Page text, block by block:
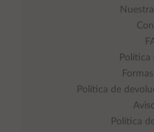
Política
Política de
Política